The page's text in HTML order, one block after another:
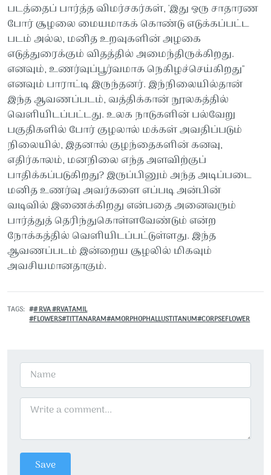
படத்தைப் பார்த்த விமர்சகர்கள், 'இது ஒரு சாதாரண
போர் சூழலை மையமாகக் கொண்டு எடுக்கப்பட்ட
படம் அல்ல, மனித உறவுகளின் அழகை
எடுத்துரைக்கும் விதத்தில் அமைந்திருக்கிறது.
எனவும், உணர்வுப்பூர்வமாக நெகிழச்செய்கிறது"
எனவும் பாராட்டி இருந்தனர். இந்நிலையில்தான்
இந்த ஆவணப்படம், வத்திக்கான் நூலகத்தில்
வெளியிடப்பட்டது. உலக நாடுகளின் பல்வேறு
பகுதிகளில் போர் குழலால் மக்கள் அவதிப்படும்
நிலையில், இதனால் குழந்தைகளின் கனவு,
எதிர்காலம், மனநிலை எந்த அளவிற்குப்
பாதிக்கப்படுகிறது? இருப்பினும் அந்த அடிப்படை
மனித உணர்வு அவர்களை எப்படி அன்பின்
வடிவில் இணைக்கிறது என்பதை அனைவரும்
பார்த்துத் தெரிந்துகொள்ளவேண்டும் என்ற
நோக்கத்தில் வெளியிடப்பட்டுள்ளது. இந்த
ஆவணப்படம் இன்றைய சூழலில் மிகவும்
அவசியமானதாகும்.
TAGS
# RVA #RVATAMIL
#FLOWERS#TITTANARAM#AMORPHOPHALLUSTITANUM#CORPSEFLOWER